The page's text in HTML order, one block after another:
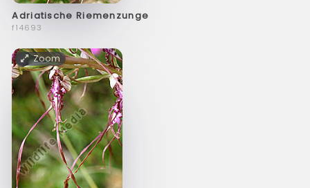
Adriatische Riemenzunge
f14693
Zoom